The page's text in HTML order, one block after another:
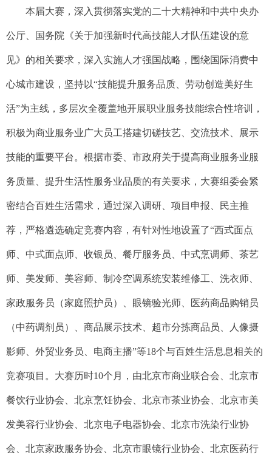
本届大赛，深入贯彻落实党的二十大精神和中共中央办
公厅、国务院《关于加强新时代高技能人才队伍建设的意
见》的相关要求，深入实施人才强国战略，围绕国际消费中
心城市建设，坚持以“技能提升服务品质、劳动创造美好生
活”为主线，多层次全覆盖地开展职业服务技能综合性培训，
积极为商业服务业广大员工搭建切磋技艺、交流技术、展示
技能的重要平台。根据市委、市政府关于提高商业服务业服
务质量、提升生活性服务业品质的有关要求，大赛组委会紧
密结合百姓生活需求，通过深入调研、项目申报、民主推
荐，严格遴选确定竞赛内容，有针对性地设置了“西式面点
师、中式面点师、收银员、餐厅服务员、中式烹调师、茶艺
师、美发师、美容师、制冷空调系统安装维修工、洗衣师、
家政服务员（家庭照护员）、眼镜验光师、医药商品购销员
（中药调剂员）、商品展示技术、超市分拣商品员、人像摄
影师、外贸业务员、电商主播”等18个与百姓生活息息相关的
竞赛项目。大赛历时10个月，由北京市商业联合会、北京市
餐饮行业协会、北京烹饪协会、北京市茶业协会、北京市美
发美容行业协会、北京电子电器协会、北京市洗染行业协
会、北京家政服务协会、北京市眼镜行业协会、北京医药行